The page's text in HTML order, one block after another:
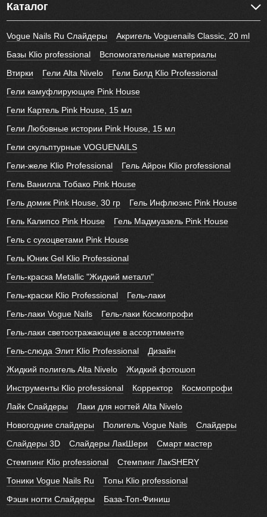
Каталог
Vogue Nails Ru Слайдеры
Акригель Voguenails Classic, 20 ml
Базы Klio professional
Вспомогательные материалы
Втирки
Гели Alta Nivelo
Гели Билд Klio Professional
Гели камуфлирующие Pink House
Гели Картель Pink House, 15 мл
Гели Любовные истории Pink House, 15 мл
Гели скульптурные VOGUENAILS
Гели-желе Klio Professional
Гель Айрон Klio professional
Гель Ванилла Тобако Pink House
Гель домик Pink House, 30 гр
Гель Инфлюэнс Pink House
Гель Калипсо Pink House
Гель Мадмуазель Pink House
Гель с сухоцветами Pink House
Гель Юник Gel Klio Professional
Гель-краска Metallic "Жидкий металл"
Гель-краски Klio Professional
Гель-лаки
Гель-лаки Vogue Nails
Гель-лаки Космопрофи
Гель-лаки светоотражающие в ассортименте
Гель-слюда Элит Klio Professional
Дизайн
Жидкий полигель Alta Nivelo
Жидкий фотошоп
Инструменты Klio professional
Корректор
Космопрофи
Лайк Слайдеры
Лаки для ногтей Alta Nivelo
Новогодние слайдеры
Полигель Vogue Nails
Слайдеры
Слайдеры 3D
Слайдеры ЛакШери
Смарт мастер
Стемпинг Klio professional
Стемпинг ЛакSHERY
Тоники Vogue Nails Ru
Топы Klio professional
Фэшн ногти Слайдеры
База-Топ-Финиш